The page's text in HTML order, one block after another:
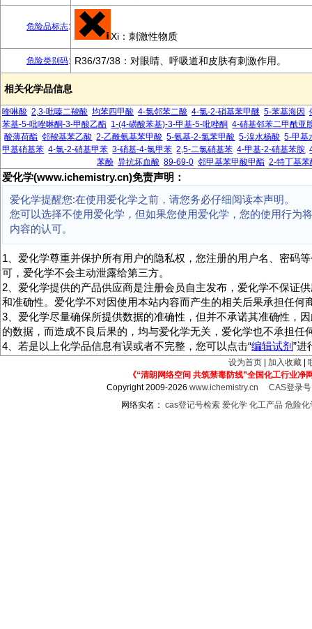
危险品标志:
Xi：刺激性物质
危险类别码: R36/37/38：对眼睛、呼吸道和皮肤有刺激作用。
相关化学品信息
喹啉酸 2,3-吡嗪二羧酸 均苯四甲酸 4-氯邻苯二酸 4-氯-2-硝基苯甲醚 5-苯基海因
苯基-5-吡唑啉酮-3-甲酸乙酯 1-(4-磺酸苯基)-3-甲基-5-吡唑酮 4-硝基邻苯二甲酰亚
酸薄荷酯 邻羧基苯乙酸 2-乙酰氨基苯甲酸 5-氨基-2-氯苯甲酸 5-溴水杨酸 5-甲基
甲基硝基苯 4-氯-2-硝基甲苯 3-硝基-4-氯甲苯 2,5-二氯硝基苯 4-甲基-2-硝基苯胺
苯酚 异抗坏血酸 89-69-0 邻甲基苯甲酸甲酯 2-特丁基苯
爱化学(www.ichemistry.cn)免责声明：
爱化学提醒您:在使用爱化学之前，请您务必仔细阅读本声明。
您可以选择不使用爱化学，但如果您使用爱化学，您的使用行为
内容的认可。
1、爱化学尊重并保护所有用户的隐私权，您注册的用户名、密码
可，爱化学不会主动泄露给第三方。
2、爱化学提供的产品供应商是注册会员自主发布，爱化学不保证
和准确性。爱化学不对因使用本站内容而产生的相关后果承担任何
3、爱化学尽量确保所提供数据的准确性，但并不承诺其准确性，
的数据，而造成不良后果的，均与爱化学无关，爱化学也不承担任
4、若是以上化学品信息有误或者不完整，您可以点击“编辑试剂”进
设为首页 加入收藏
《“清朗网络空间 共筑禁毒防线”全国化工行业净
Copyright 2009-2026www.ichemistry.cn
CAS登录
网络实名： cas登记号检索 爱化学 化工产品 危险化